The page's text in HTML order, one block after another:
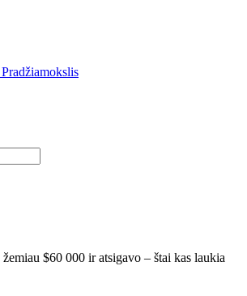
$60 000 ir atsigavo – štai kas laukia